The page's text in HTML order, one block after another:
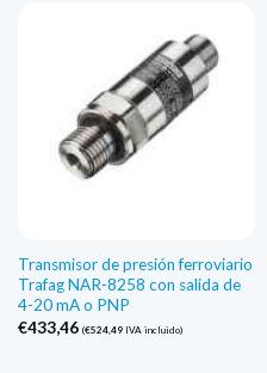
Transmisor de presión ferroviario
Trafag NAR-8258 con salida de
4-20 mA o PNP
€433,46 (€524,49IVA incluido)